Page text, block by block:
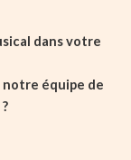
dans votre
équipe de